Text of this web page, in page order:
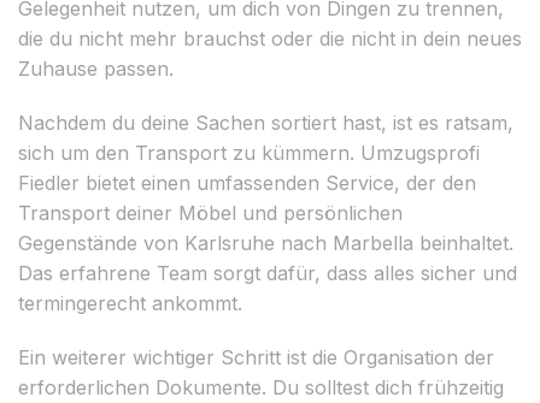
Gelegenheit nutzen, um dich von Dingen zu trennen,
die du nicht mehr brauchst oder die nicht in dein neues
Zuhause passen.
Nachdem du deine Sachen sortiert hast, ist es ratsam,
sich um den Transport zu kümmern. Umzugsprofi
Fiedler bietet einen umfassenden Service, der den
Transport deiner Möbel und persönlichen
Gegenstände von Karlsruhe nach Marbella beinhaltet.
Das erfahrene Team sorgt dafür, dass alles sicher und
termingerecht ankommt.
Ein weiterer wichtiger Schritt ist die Organisation der
erforderlichen Dokumente. Du solltest dich frühzeitig